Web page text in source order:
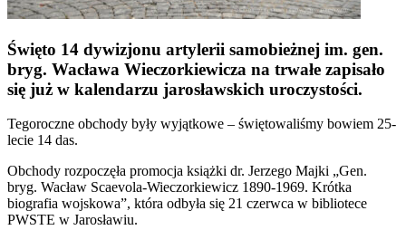
Święto 14 dywizjonu artylerii samobieżnej im. gen.
bryg. Wacława Wieczorkiewicza na trwałe zapisało
się już w kalendarzu jarosławskich uroczystości.
Tegoroczne obchody były wyjątkowe – świętowaliśmy bowiem 25-
lecie 14 das.
Obchody rozpoczęła promocja książki dr. Jerzego Majki „Gen.
bryg. Wacław Scaevola-Wieczorkiewicz 1890-1969. Krótka
biografia wojskowa”, która odbyła się 21 czerwca w bibliotece
PWSTE w Jarosławiu.